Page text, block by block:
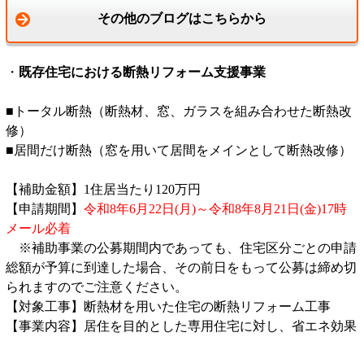
その他のブログはこちらから
・ 既存住宅における断熱リフォーム支援事業
■トータル断熱（断熱材、窓、ガラスを組み合わせた断熱改
修）
■居間だけ断熱（窓を用いて居間をメインとして断熱改修）
【補助金額】1住居当たり120万円
【申請期間】 令和8年6月22日(月)～令和8年8月21日(金)17時
メール必着
※補助事業の公募期間内であっても、住宅区分ごとの申請
総額が予算に到達した場合、その前日をもって公募は締め切
られますのでご注意ください。
【対象工事】断熱材を用いた住宅の断熱リフォーム工事
【事業内容】居住を目的とした専用住宅に対し、省エネ効果